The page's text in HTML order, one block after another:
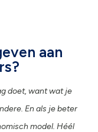
aan
doet, want wat je
En als je beter
model. Héél